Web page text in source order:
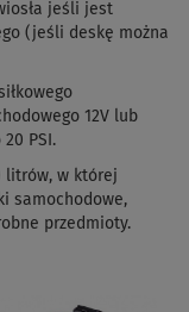
jeśli jest
(jeśli deskę można
12V lub
PSI.
litrów, w której
samochodowe,
przedmioty.